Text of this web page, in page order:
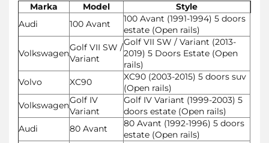
Marka Model
Style
Audi
100 Avant
100 Avant (1991-1994) 5 doors
estate (Open rails)
Volkswagen
Golf VII SW /
Variant
Golf VII SW / Variant (2013-
2019) 5 Doors Estate (Open
rails)
Volvo
XC90
XC90 (2003-2015) 5 doors suv
(Open rails)
VolkswagenGolf IV
Variant
Golf IV Variant (1999-2003) 5
doors estate (Open rails)
Audi
80 Avant
80 Avant (1992-1996) 5 doors
estate (Open rails)